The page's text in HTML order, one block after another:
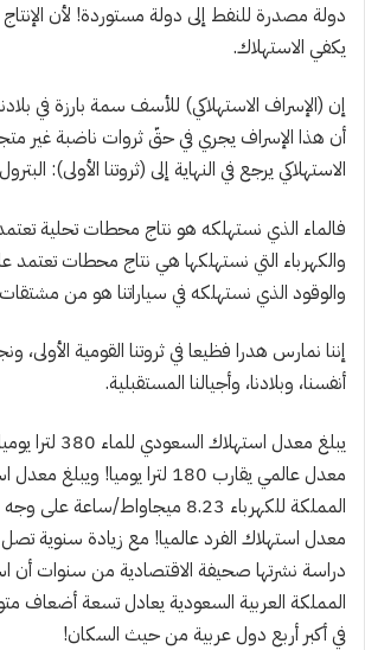
دولة مصدرة للنفط إلى دولة مستوردة! لأن
يكفي الاستهلاك.
إن (الإسراف الاستهلاكي) للأسف سمة بارزة في
أن هذا الإسراف يجري في حقّ ثروات ناضبة غير
الاستهلاكي يرجع في النهاية إلى (ثروتنا الأولى):
فالماء الذي نستهلكه هو نتاج محطات تحلية
والكهرباء التي نستهلكها هي نتاج محطات تعتمد
والوقود الذي نستهلكه في سياراتنا هو من مشتقات
إننا نمارس هدرا فظيعا في ثروتنا القومية الأولى،
أنفسنا، وبلادنا، وأجيالنا المستقبلية.
يبلغ معدل استهلاك
معدل عالمي يقارب 180 لترا يوميا!
المملكة للكهرباء 8.23 ميجاواط/
دراسة نشرتها صحيفة الاقتصادية من سنوات أن
المملكة العربية السعودية يعادل تسعة أضعاف
في أكبر أربع دول عربية من حيث السكان!